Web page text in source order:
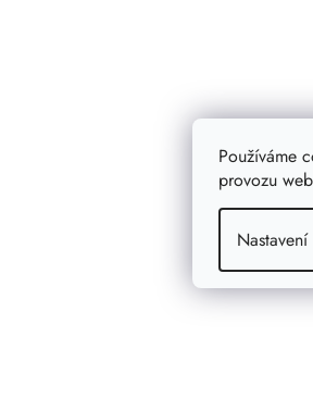
Používáme
provozu
Nastavení